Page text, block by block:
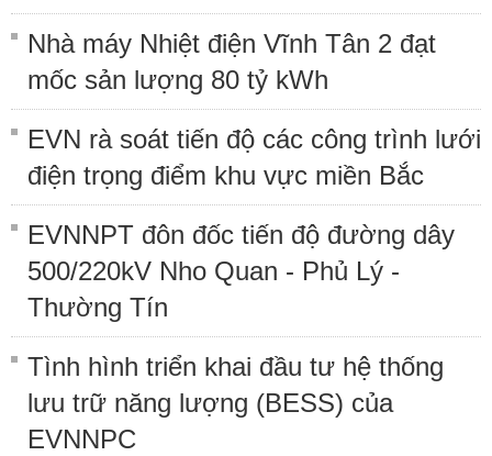
Nhà máy Nhiệt điện Vĩnh Tân 2 đạt
mốc sản lượng 80 tỷ kWh
EVN rà soát tiến độ các công trình lưới
điện trọng điểm khu vực miền Bắc
EVNNPT đôn đốc tiến độ đường dây
500/220kV Nho Quan - Phủ Lý -
Thường Tín
Tình hình triển khai đầu tư hệ thống
lưu trữ năng lượng (BESS) của
EVNNPC